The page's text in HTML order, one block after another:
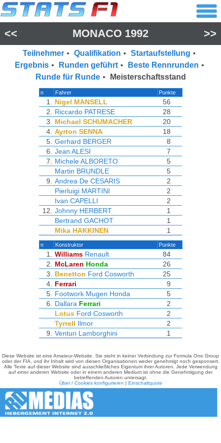
<< MONACO 1992 >>
Teilnehmer • Qualifikation • Startaufstellung •
Ergebnis • Runden geführt • Beste Rennrunden •
Runde für Runde • Meisterschaftsstand
n Fahrer Punkte
1. Nigel MANSELL
56
2.
Riccardo PATRESE
28
3.
Michael SCHUMACHER
20
4. Ayrton SENNA
18
5. Gerhard BERGER
8
6.
Jean ALESI
7
7.
Michele ALBORETO
5
Martin BRUNDLE
5
9.
Andrea De CESARIS
2
Pierluigi MARTINI
2
Ivan CAPELLI
2
12.
Johnny HERBERT
1
Bertrand GACHOT
1
Mika HAKKINEN
1
n Konstruktor Punkte
1. Williams Renault
84
2.
McLaren Honda
26
3.
Benetton Ford Cosworth
25
4.
Ferrari
9
5.
Footwork Mugen Honda
5
6.
Dallara Ferrari
2
Lotus Ford Cosworth
2
Tyrrell Ilmor
2
9.
Venturi Lamborghini 1
Diese Website ist eine Amateur-Website. Sie steht in keiner Verbindung zur Formula One Group
oder der FIA, und ihr Inhalt wird von diesen Organisationen weder genehmigt noch gesponsert.
Alle Texte auf dieser Website sind ausschließliches Eigentum ihrer Autoren. Jede Verwendung
auf einer anderen Website oder in einem anderen Medium ist ohne die Genehmigung der
betreffenden Autoren untersagt.
Über / Cookies konfigurieren | Einschaltquote